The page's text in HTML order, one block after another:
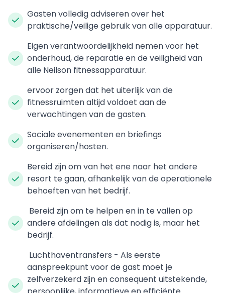
Gasten volledig adviseren over het
praktische/veilige gebruik van alle apparatuur.
Eigen verantwoordelijkheid nemen voor het
onderhoud, de reparatie en de veiligheid van
alle Neilson fitnessapparatuur.
ervoor zorgen dat het uiterlijk van de
fitnessruimten altijd voldoet aan de
verwachtingen van de gasten.
Sociale evenementen en briefings
organiseren/hosten.
Bereid zijn om van het ene naar het andere
resort te gaan, afhankelijk van de operationele
behoeften van het bedrijf.
Bereid zijn om te helpen en in te vallen op
andere afdelingen als dat nodig is, maar het
bedrijf.
Luchthaventransfers - Als eerste
aanspreekpunt voor de gast moet je
zelfverzekerd zijn en consequent uitstekende,